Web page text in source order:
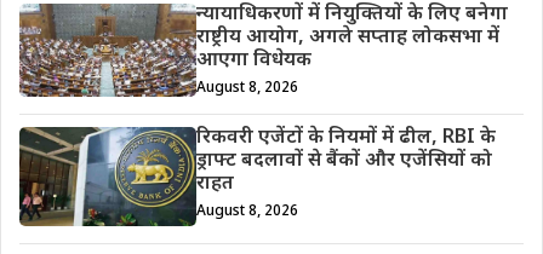
न्यायाधिकरणों में नियुक्तियों के लिए बनेगा
राष्ट्रीय आयोग, अगले सप्ताह लोकसभा में
आएगा विधेयक
August 8, 2026
रिकवरी एजेंटों के नियमों में ढील, RBI के
ड्राफ्ट बदलावों से बैंकों और एजेंसियों को
राहत
August 8, 2026